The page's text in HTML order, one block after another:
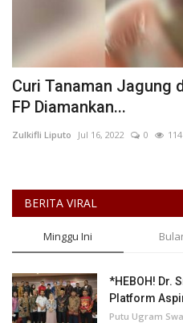
Curi Tanaman Jagung
FP Diamankan...
Zulkifli Liputo Jul 16, 2022 0 114
BERITA VIRAL
Minggu Ini
*HEBOH! Dr.
Platform
Putu Ugram